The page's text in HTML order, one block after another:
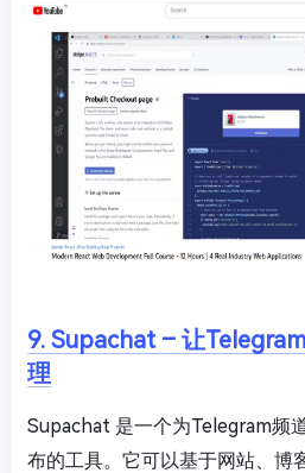
9. Supachat – 让
理
Supachat 是一个为Telegram频
布的工具。它可以基于网站、博